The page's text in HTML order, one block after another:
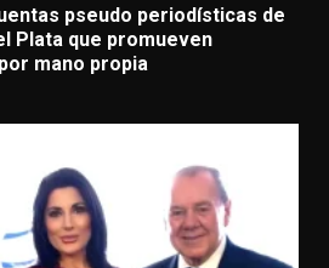
pseudo periodísticas de
Plata que promueven
mano propia